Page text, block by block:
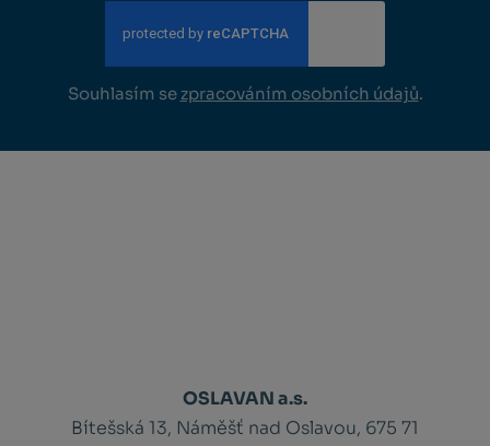
Souhlasím se zpracováním osobních údajů.
OSLAVAN a.s.
Bítešská 13, Náměšť nad Oslavou, 675 71